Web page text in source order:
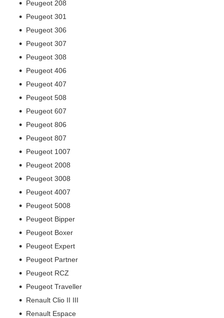
Peugeot 208
Peugeot 301
Peugeot 306
Peugeot 307
Peugeot 308
Peugeot 406
Peugeot 407
Peugeot 508
Peugeot 607
Peugeot 806
Peugeot 807
Peugeot 1007
Peugeot 2008
Peugeot 3008
Peugeot 4007
Peugeot 5008
Peugeot Bipper
Peugeot Boxer
Peugeot Expert
Peugeot Partner
Peugeot RCZ
Peugeot Traveller
Renault Clio II III
Renault Espace